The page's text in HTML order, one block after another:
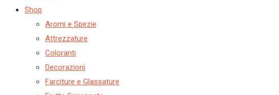
Shop
Aromi e Spezie
Attrezzature
Coloranti
Decorazioni
Farciture e Glassature